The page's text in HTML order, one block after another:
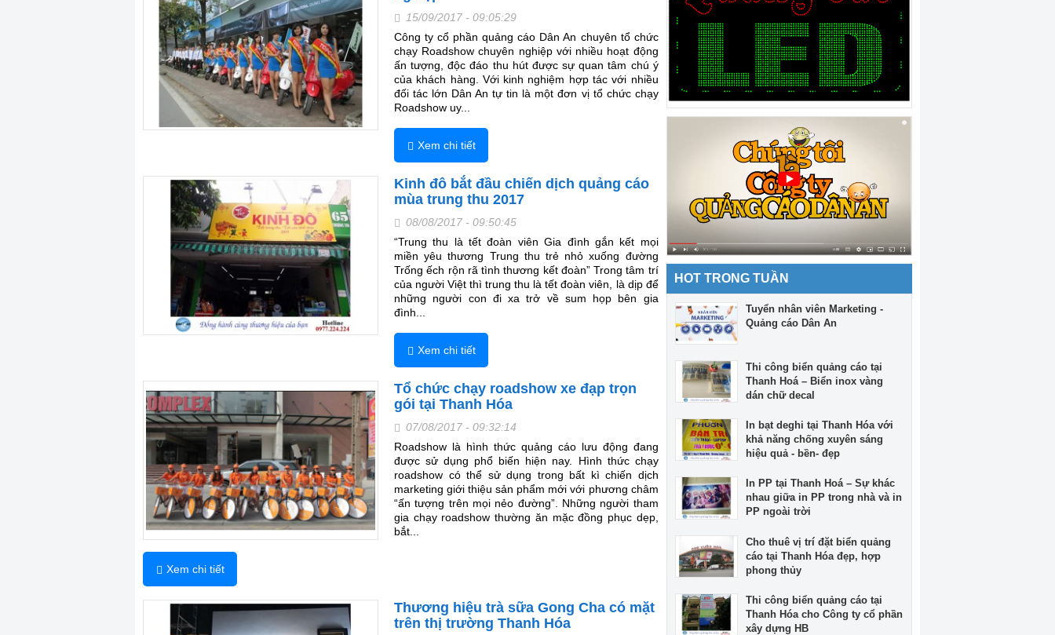
15/09/2017 - 09:05:29
Công ty cổ phần quảng cáo Dân An chuyên tổ chức
chạy Roadshow chuyên nghiệp với nhiều hoạt động
ấn tượng, độc đáo thu hút được sự quan tâm chú ý
của khách hàng. Với kinh nghiệm hợp tác với nhiều
đối tác lớn Dân An tự tin là một đơn vị tổ chức chạy
Roadshow uy...
Xem chi tiết
Kinh đô bắt đầu chiến dịch quảng cáo
mùa trung thu 2017
08/08/2017 - 09:50:45
“Trung thu là tết đoàn viên Gia đình gắn kết mọi
miền yêu thương Trung thu trẻ nhỏ xuống đường
Trống ếch rộn rã tình thương kết đoàn” Trong tâm trí
của người Việt thì trung thu là tết đoàn viên, là dịp để
những người con đi xa trở về sum họp bên gia
đình...
Xem chi tiết
Tổ chức chạy roadshow xe đạp trọn
gói tại Thanh Hóa
07/08/2017 - 09:32:14
Roadshow là hình thức quảng cáo lưu động đang
được sử dụng phổ biến hiện nay. Hình thức chạy
roadshow có thể sử dụng trong bất kì chiến dịch
marketing giới thiệu sản phẩm mới với phương châm
“ấn tượng trên mọi nẻo đường”. Những người tham
gia chạy roadshow thường ăn mặc đồng phục dẹp,
bắt...
Xem chi tiết
Thương hiệu trà sữa Gong Cha có mặt
trên thị trường Thanh Hóa
HOT TRONG TUẦN
Tuyển nhân viên Marketing -
Quảng cáo Dân An
Thi công biển quảng cáo tại
Thanh Hoá – Biển inox vàng
dán chữ decal
In bạt deghi tại Thanh Hóa với
khả năng chống xuyên sáng
hiệu quả - bền- đẹp
In PP tại Thanh Hoá – Sự khác
nhau giữa in PP trong nhà và in
PP ngoài trời
Cho thuê vị trí đặt biển quảng
cáo tại Thanh Hóa đẹp, hợp
phong thủy
Thi công biển quảng cáo tại
Thanh Hóa cho Công ty cổ phần
xây dựng HB